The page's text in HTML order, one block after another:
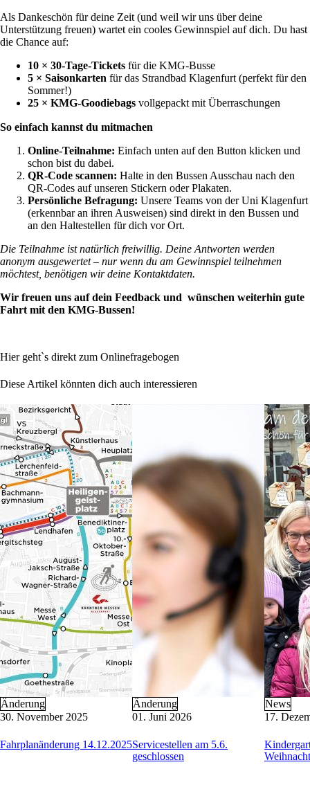
Als Dankeschön für deine Zeit (und weil wir uns über deine
Unterstützung freuen) wartet ein cooles Gewinnspiel auf dich. Du hast
die Chance auf:
10 × 30-Tage-Tickets für die KMG-Busse
5 × Saisonkarten für das Strandbad Klagenfurt (perfekt für den
Sommer!)
25 × KMG-Goodiebags vollgepackt mit Überraschungen
So einfach kannst du mitmachen
Online-Teilnahme: Einfach unten auf den Button klicken und
schon bist du dabei.
QR-Code scannen: Halte in den Bussen Ausschau nach den
QR-Codes auf unseren Stickern oder Plakaten.
Persönliche Befragung: Unsere Teams von der Uni Klagenfurt
(erkennbar an ihren Ausweisen) sind direkt in den Bussen und
an den Haltestellen für dich vor Ort.
Die Teilnahme ist natürlich freiwillig. Deine Antworten werden
anonym ausgewertet – nur wenn du am Gewinnspiel teilnehmen
möchtest, benötigen wir deine Kontaktdaten.
Wir freuen uns auf dein Feedback und wünschen weiterhin gute
Fahrt mit den KMG-Bussen!
Hier geht`s direkt zum Onlinefragebogen
Diese Artikel könnten dich auch interessieren
Änderung
30. November 2025
Fahrplanänderung 14.12.2025
Änderung
01. Juni 2026
Servicestellen am 5.6.
geschlossen
News
17.